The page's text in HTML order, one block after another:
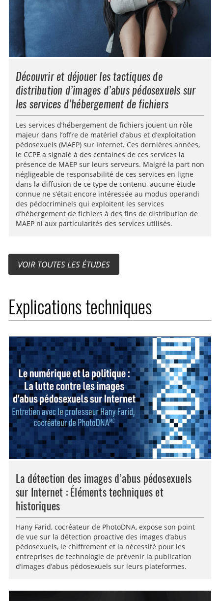
Découvrir et déjouer les tactiques de
distribution d’images d’abus pédosexuels sur
les services d’hébergement de fichiers
Les services d’hébergement de fichiers jouent un rôle
majeur dans l’offre de matériel d’abus et d’exploitation
pédosexuels (MAEP) sur Internet. Ces dernières années,
le CCPE a signalé à des centaines de ces services la
présence de MAEP sur leurs serveurs. Malgré la part non
négligeable de responsabilité de ces services en ligne
dans la diffusion de ce type de contenu, aucune étude
connue ne s’était encore intéressée au modus operandi
des pédocriminels qui exploitent les services
d’hébergement de fichiers à des fins de distribution de
MAEP ni aux particularités des services utilisés.
VOIR TOUTES LES ÉTUDES
Explications techniques
La détection des images d’abus pédosexuels
sur Internet : Éléments techniques et
historiques
Hany Farid, cocréateur de PhotoDNA, expose son point
de vue sur la détection proactive des images d’abus
pédosexuels, le chiffrement et la nécessité pour les
entreprises de technologie de prévenir la publication
d’images d’abus pédosexuels sur leurs plateformes.